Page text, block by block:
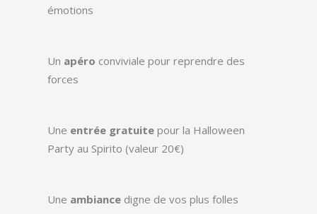
émotions
Un apéro conviviale pour reprendre des
forces
Une entrée gratuite pour la Halloween
Party au Spirito (valeur 20€)
Une ambiance digne de vos plus folles